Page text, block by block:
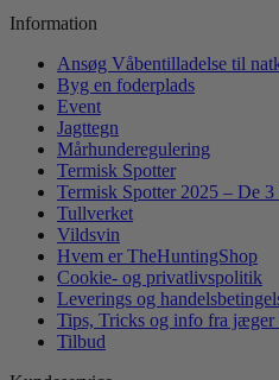
Information
Ansøg Våbentilladelse til
Byg en foderplads
Event
Jagttegn
Mårhunderegulering
Termisk Spotter
Termisk Spotter 2025 – De
Tullverket
Vildsvin
Hvem er TheHuntingShop
Cookie- og privatlivspolitik
Leverings og
Tips, Tricks og info fra
Tilbud